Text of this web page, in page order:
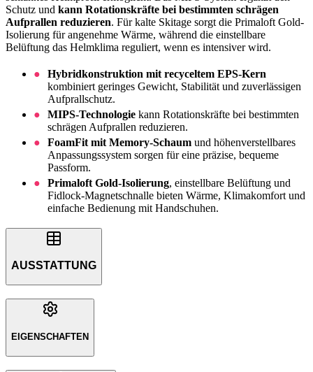
Schutz und kann Rotationskräfte bei bestimmten schrägen
Aufprallen reduzieren. Für kalte Skitage sorgt die Primaloft Gold-
Isolierung für angenehme Wärme, während die einstellbare
Belüftung das Helmklima reguliert, wenn es intensiver wird.
Hybridkonstruktion mit recyceltem EPS-Kern
kombiniert geringes Gewicht, Stabilität und zuverlässigen
Aufprallschutz.
MIPS-Technologie kann Rotationskräfte bei bestimmten
schrägen Aufprallen reduzieren.
FoamFit mit Memory-Schaum und höhenverstellbares
Anpassungssystem sorgen für eine präzise, bequeme
Passform.
Primaloft Gold-Isolierung, einstellbare Belüftung und
Fidlock-Magnetschnalle bieten Wärme, Klimakomfort und
einfache Bedienung mit Handschuhen.
AUSSTATTUNG
EIGENSCHAFTEN